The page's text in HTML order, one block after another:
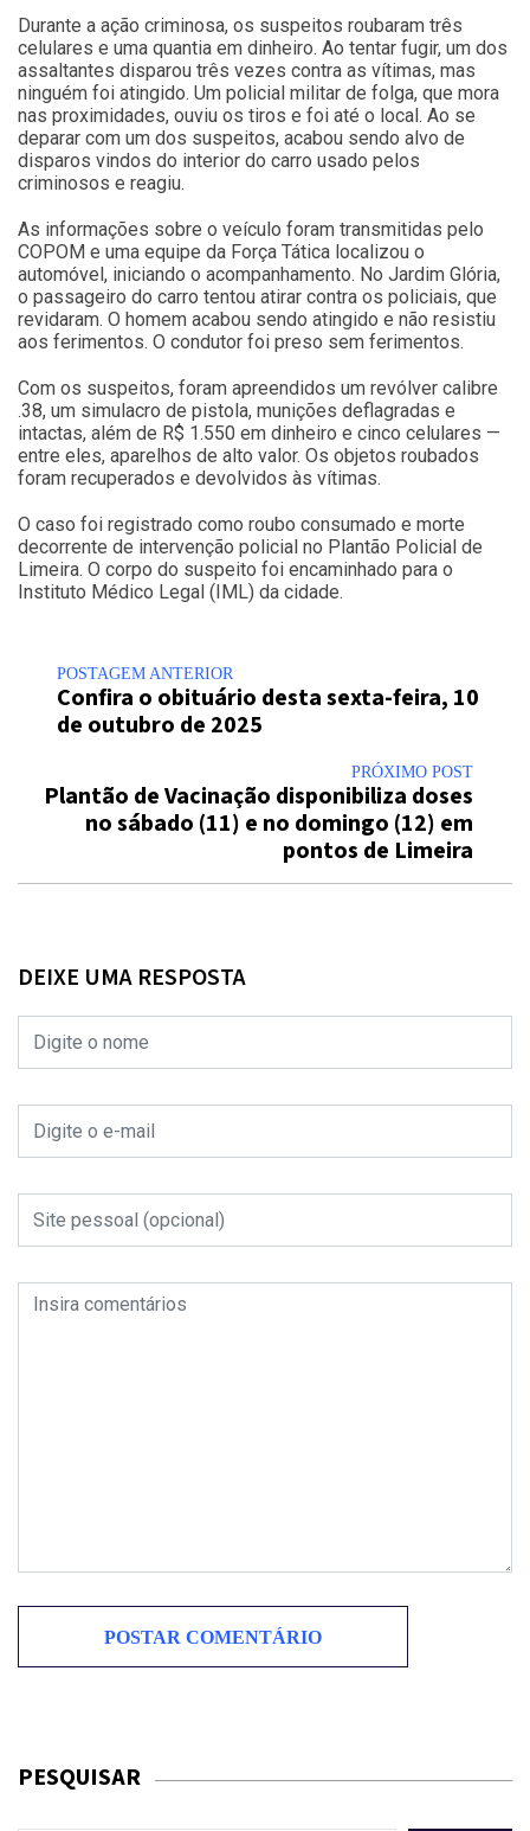
Durante a ação criminosa, os suspeitos roubaram três
celulares e uma quantia em dinheiro. Ao tentar fugir, um dos
assaltantes disparou três vezes contra as vítimas, mas
ninguém foi atingido. Um policial militar de folga, que mora
nas proximidades, ouviu os tiros e foi até o local. Ao se
deparar com um dos suspeitos, acabou sendo alvo de
disparos vindos do interior do carro usado pelos
criminosos e reagiu.
As informações sobre o veículo foram transmitidas pelo
COPOM e uma equipe da Força Tática localizou o
automóvel, iniciando o acompanhamento. No Jardim Glória,
o passageiro do carro tentou atirar contra os policiais, que
revidaram. O homem acabou sendo atingido e não resistiu
aos ferimentos. O condutor foi preso sem ferimentos.
Com os suspeitos, foram apreendidos um revólver calibre
.38, um simulacro de pistola, munições deflagradas e
intactas, além de R$ 1.550 em dinheiro e cinco celulares —
entre eles, aparelhos de alto valor. Os objetos roubados
foram recuperados e devolvidos às vítimas.
O caso foi registrado como roubo consumado e morte
decorrente de intervenção policial no Plantão Policial de
Limeira. O corpo do suspeito foi encaminhado para o
Instituto Médico Legal (IML) da cidade.
POSTAGEM ANTERIOR
Confira o obituário desta sexta-feira, 10
de outubro de 2025
PRÓXIMO POST
Plantão de Vacinação disponibiliza doses
no sábado (11) e no domingo (12) em
pontos de Limeira
DEIXE UMA RESPOSTA
PESQUISAR